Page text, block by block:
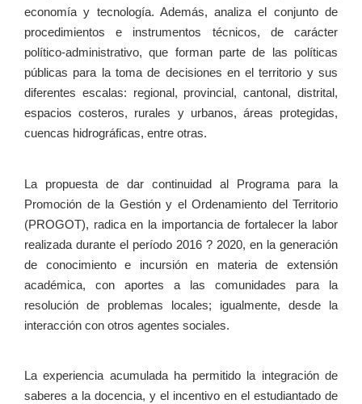
economía y tecnología. Además, analiza el conjunto de
procedimientos e instrumentos técnicos, de carácter
político-administrativo, que forman parte de las políticas
públicas para la toma de decisiones en el territorio y sus
diferentes escalas: regional, provincial, cantonal, distrital,
espacios costeros, rurales y urbanos, áreas protegidas,
cuencas hidrográficas, entre otras.
La propuesta de dar continuidad al Programa para la
Promoción de la Gestión y el Ordenamiento del Territorio
(PROGOT), radica en la importancia de fortalecer la labor
realizada durante el período 2016 ? 2020, en la generación
de conocimiento e incursión en materia de extensión
académica, con aportes a las comunidades para la
resolución de problemas locales; igualmente, desde la
interacción con otros agentes sociales.
La experiencia acumulada ha permitido la integración de
saberes a la docencia, y el incentivo en el estudiantado de